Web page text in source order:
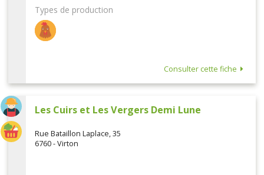
Types de production
Consulter cette fiche
Les Cuirs et Les Vergers Demi Lune
Rue Bataillon Laplace, 35
6760 - Virton